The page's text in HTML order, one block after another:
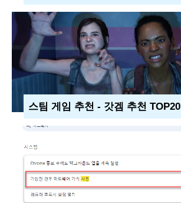
스팀 게임 추천 - 갓겜 추천 TOP20